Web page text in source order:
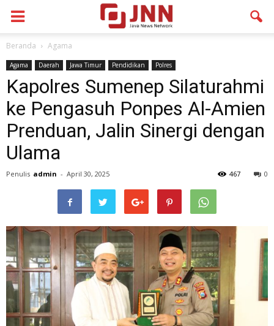
Beranda Agama
Agama Daerah Jawa Timur Pendidikan Polres
Kapolres Sumenep Silaturahmi
ke Pengasuh Ponpes Al-Amien
Prenduan, Jalin Sinergi dengan
Ulama
Penulis admin - April 30, 2025 0
467